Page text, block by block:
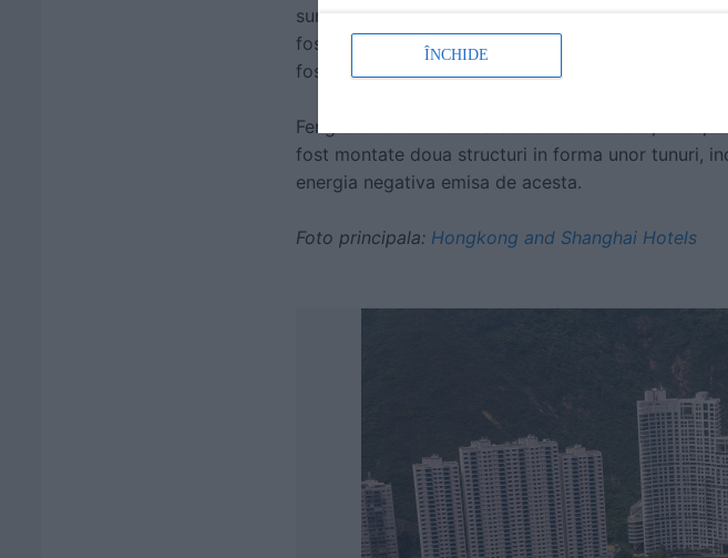
surubelnita pe acoperis, despre care s-a spus ca
fost apoi invinuiti pentru falimentul unor companii
fostul premier britanic Margaret Thatcher.
Feng Shui-ul este luat atat de in serios aici, incat,
fost montate doua structuri in forma unor tunuri,
energia negativa emisa de acesta.
Foto principala: Hongkong and Shanghai Hotels
ÎNCHIDE